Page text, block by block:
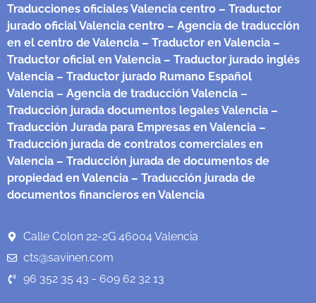
Traducciones oficiales Valencia centro – Traductor
jurado oficial Valencia centro – Agencia de traducción
en el centro de Valencia – Traductor en Valencia –
Traductor oficial en Valencia – Traductor jurado inglés
Valencia – Traductor jurado Rumano Español
Valencia – Agencia de traducción Valencia –
Traducción jurada documentos legales Valencia –
Traducción Jurada para Empresas en Valencia –
Traducción jurada de contratos comerciales en
Valencia – Traducción jurada de documentos de
propiedad en Valencia – Traducción jurada de
documentos financieros en Valencia
Calle Colon 22-2G 46004 Valencia
cts@savinen.com
96 352 35 43 - 609 62 32 13